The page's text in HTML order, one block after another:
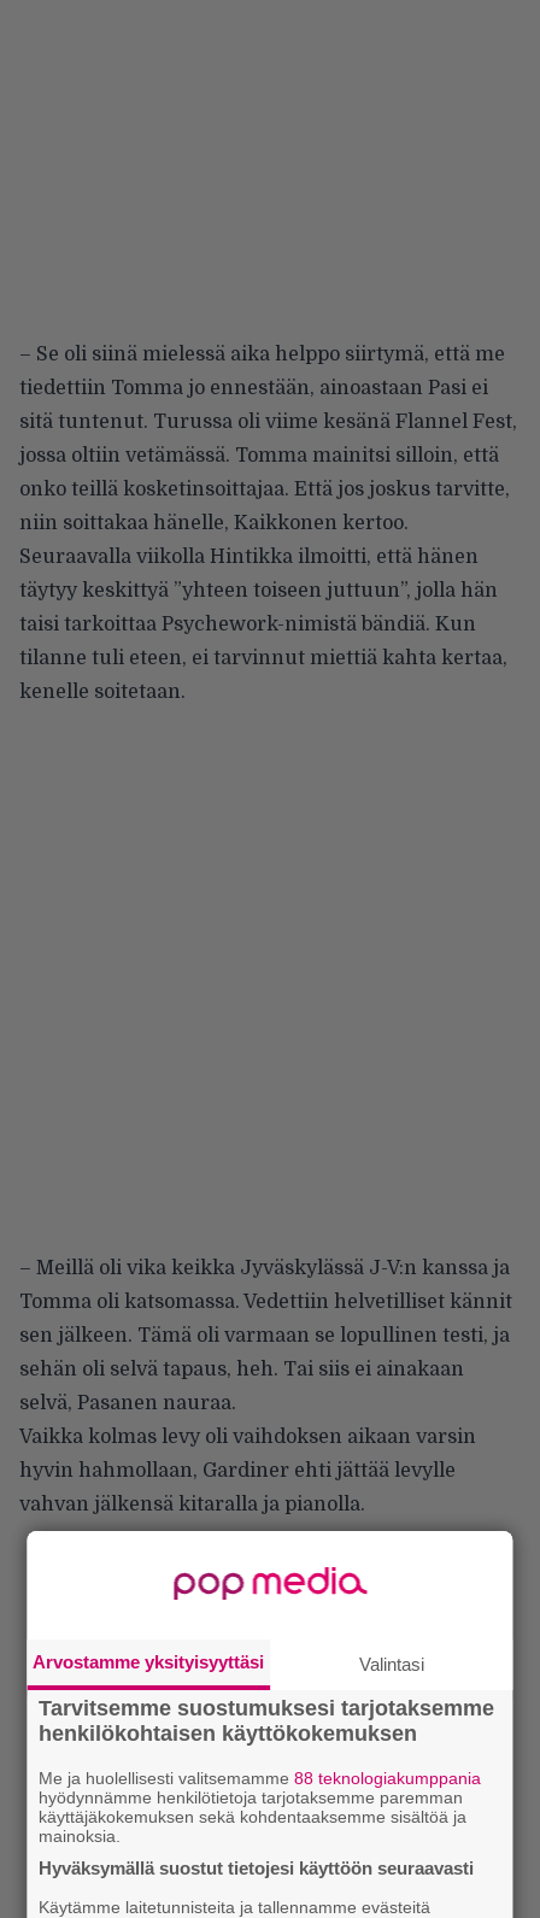
– Se oli siinä mielessä aika helppo siirtymä, että me
tiedettiin Tomma jo ennestään, ainoastaan Pasi ei
sitä tuntenut. Turussa oli viime kesänä Flannel Fest,
jossa oltiin vetämässä. Tomma mainitsi silloin, että
onko teillä kosketinsoittajaa. Että jos joskus tarvitte,
niin soittakaa hänelle, Kaikkonen kertoo.
Seuraavalla viikolla Hintikka ilmoitti, että hänen
täytyy keskittyä ”yhteen toiseen juttuun”, jolla hän
taisi tarkoittaa Psychework-nimistä bändiä. Kun
tilanne tuli eteen, ei tarvinnut miettiä kahta kertaa,
kenelle soitetaan.
– Meillä oli vika keikka Jyväskylässä J-V:n kanssa ja
Tomma oli katsomassa. Vedettiin helvetilliset kännit
sen jälkeen. Tämä oli varmaan se lopullinen testi, ja
sehän oli selvä tapaus, heh. Tai siis ei ainakaan
selvä, Pasanen nauraa.
Vaikka kolmas levy oli vaihdoksen aikaan varsin
hyvin hahmollaan, Gardiner ehti jättää levylle
vahvan jälkensä kitaralla ja pianolla.
Arvostamme yksityisyyttäsi Valintasi
Tarvitsemme suostumuksesi tarjotaksemme
henkilökohtaisen käyttökokemuksen
Me ja huolellisesti valitsemamme88 teknologiakumppania
hyödynnämme henkilötietoja tarjotaksemme paremman
käyttäjäkokemuksen sekä kohdentaaksemme sisältöä ja
mainoksia.
Hyväksymällä suostut tietojesi käyttöön seuraavasti
Käytämme laitetunnisteita ja tallennamme evästeitä